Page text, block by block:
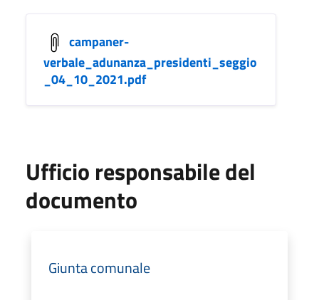
campaner-
verbale_adunanza_presidenti_seggio
_04_10_2021.pdf
Ufficio responsabile del
documento
Giunta comunale